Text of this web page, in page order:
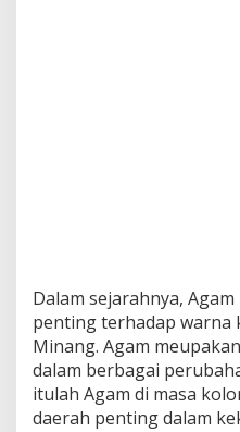
Dalam sejarahnya,
penting terhadap warna
Minang. Agam
dalam berbagai
itulah Agam di masa
daerah penting dalam